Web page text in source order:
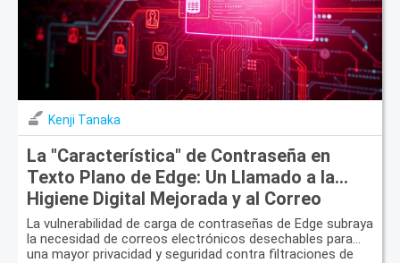
Kenji Tanaka
La "Característica" de Contraseña en
Texto Plano de Edge: Un Llamado a la
Higiene Digital Mejorada y al Correo
Electrónico Desechable
La vulnerabilidad de carga de contraseñas de Edge subraya
la necesidad de correos electrónicos desechables para
una mayor privacidad y seguridad contra filtraciones de